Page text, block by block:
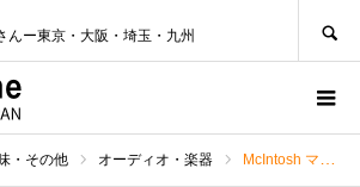
んー東京・大阪・埼玉・九州
・その他 オーディオ・楽器 McIntosh マッキントッシュ C38 SYSTEM CONTROL CENTER プリアンプ コントロール